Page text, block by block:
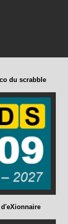
du scrabble